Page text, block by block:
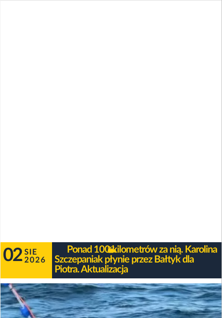
02 SIE
2026
Ponad 100 kilometrów za nią. Karolina
Szczepaniak płynie przez Bałtyk dla
Piotra. Aktualizacja